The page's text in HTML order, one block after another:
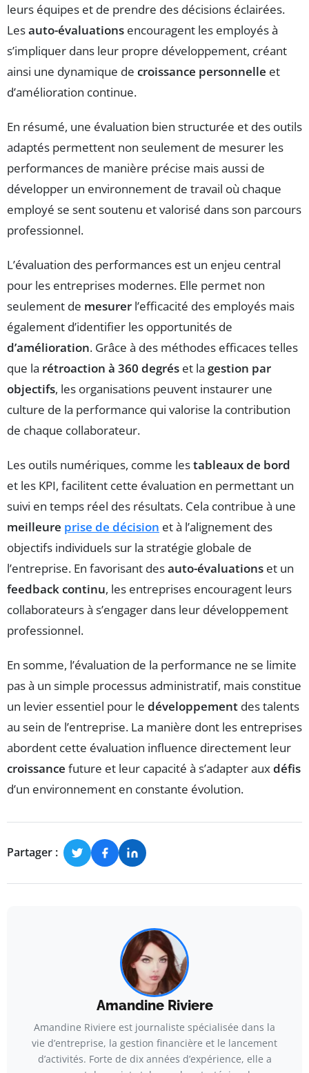
leurs équipes et de prendre des décisions éclairées.
Lesauto-évaluations encouragent les employés à
s’impliquer dans leur propre développement, créant
ainsi une dynamique de croissance personnelle et
d’amélioration continue.
En résumé, une évaluation bien structurée et des outils
adaptés permettent non seulement de mesurer les
performances de manière précise mais aussi de
développer un environnement de travail où chaque
employé se sent soutenu et valorisé dans son parcours
professionnel.
L’évaluation des performances est un enjeu central
pour les entreprises modernes. Elle permet non
seulement de mesurer l’efficacité des employés mais
également d’identifier les opportunités de
d’amélioration. Grâce à des méthodes efficaces telles
que la rétroaction à 360 degrés et la gestion par
objectifs, les organisations peuvent instaurer une
culture de la performance qui valorise la contribution
de chaque collaborateur.
Les outils numériques, comme lestableaux de bord
et les KPI, facilitent cette évaluation en permettant un
suivi en temps réel des résultats. Cela contribue à une
meilleure prise de décision et à l’alignement des
objectifs individuels sur la stratégie globale de
l’entreprise. En favorisant desauto-évaluations et un
feedback continu, les entreprises encouragent leurs
collaborateurs à s’engager dans leur développement
professionnel.
En somme, l’évaluation de la performance ne se limite
pas à un simple processus administratif, mais constitue
un levier essentiel pour le développement des talents
au sein de l’entreprise. La manière dont les entreprises
abordent cette évaluation influence directement leur
croissance future et leur capacité à s’adapter auxdéfis
d’un environnement en constante évolution.
Partager :
Amandine Riviere
Amandine Riviere est journaliste spécialisée dans la
vie d’entreprise, la gestion financière et le lancement
d’activités. Forte de dix années d’expérience, elle a